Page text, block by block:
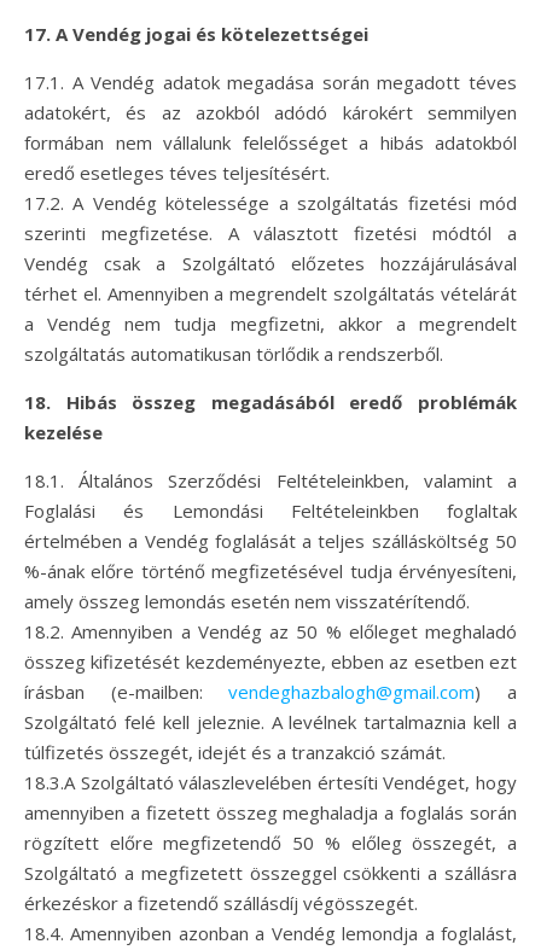
17. A Vendég jogai és kötelezettségei
17.1. A Vendég adatok megadása során megadott téves
adatokért, és az azokból adódó károkért semmilyen
formában nem vállalunk felelősséget a hibás adatokból
eredő esetleges téves teljesítésért.
17.2. A Vendég kötelessége a szolgáltatás fizetési mód
szerinti megfizetése. A választott fizetési módtól a
Vendég csak a Szolgáltató előzetes hozzájárulásával
térhet el. Amennyiben a megrendelt szolgáltatás vételárát
a Vendég nem tudja megfizetni, akkor a megrendelt
szolgáltatás automatikusan törlődik a rendszerből.
18. Hibás összeg megadásából eredő problémák
kezelése
18.1. Általános Szerződési Feltételeinkben, valamint a
Foglalási és Lemondási Feltételeinkben foglaltak
értelmében a Vendég foglalását a teljes szállásköltség 50
%-ának előre történő megfizetésével tudja érvényesíteni,
amely összeg lemondás esetén nem visszatérítendő.
18.2. Amennyiben a Vendég az 50 % előleget meghaladó
összeg kifizetését kezdeményezte, ebben az esetben ezt
írásban (e-mailben:vendeghazbalogh@gmail.com) a
Szolgáltató felé kell jeleznie. A levélnek tartalmaznia kell a
túlfizetés összegét, idejét és a tranzakció számát.
18.3.A Szolgáltató válaszlevelében értesíti Vendéget, hogy
amennyiben a fizetett összeg meghaladja a foglalás során
rögzített előre megfizetendő 50 % előleg összegét, a
Szolgáltató a megfizetett összeggel csökkenti a szállásra
érkezéskor a fizetendő szállásdíj végösszegét.
18.4. Amennyiben azonban a Vendég lemondja a foglalást,